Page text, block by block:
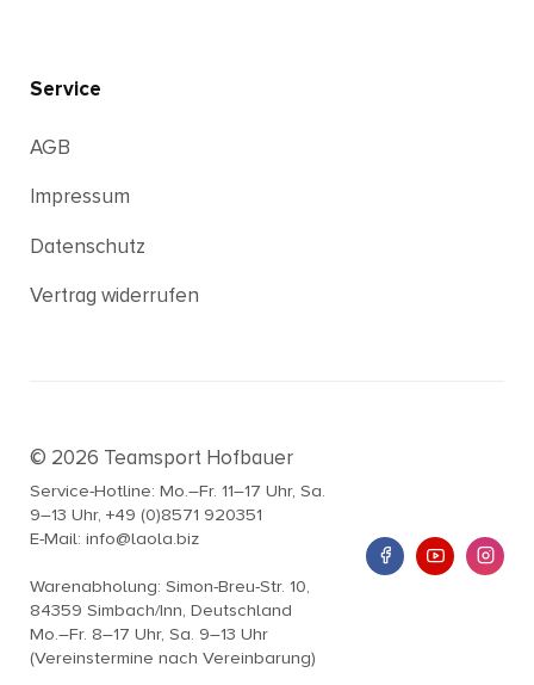
Service
AGB
Impressum
Datenschutz
Vertrag widerrufen
© 2026 Teamsport Hofbauer
Service-Hotline: Mo.–Fr. 11–17 Uhr, Sa.
9–13 Uhr, +49 (0)8571 920351
E-Mail: info@laola.biz
Warenabholung: Simon-Breu-Str. 10,
84359 Simbach/Inn, Deutschland
Mo.–Fr. 8–17 Uhr, Sa. 9–13 Uhr
(Vereinstermine nach Vereinbarung)